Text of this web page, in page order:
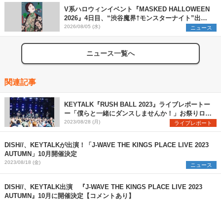
V系ハロウィンイベント『MASKED HALLOWEEN
2026』4日目、“渋谷魔界†モンスターナイト”出演6
組を発表
2026/08/05 (水) ニュース
ニュース一覧へ
関連記事
KEYTALK『RUSH BALL 2023』ライブレポートー
ー「僕らと一緒にダンスしませんか！」お祭りロッ
クバンドの真価を発揮
2023/08/28 (月) ライブレポート
DISH//、KEYTALKが出演！「J-WAVE THE KINGS PLACE LIVE 2023
AUTUMN」10月開催決定
2023/08/18 (金) ニュース
DISH//、KEYTALK出演 『J-WAVE THE KINGS PLACE LIVE 2023
AUTUMN』10月に開催決定【コメントあり】